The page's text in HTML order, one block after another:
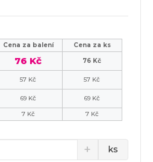
Cena za balení
Cena za ks
76 Kč
76 Kč
57 Kč
57 Kč
69 Kč
69 Kč
7 Kč 7 Kč
ks